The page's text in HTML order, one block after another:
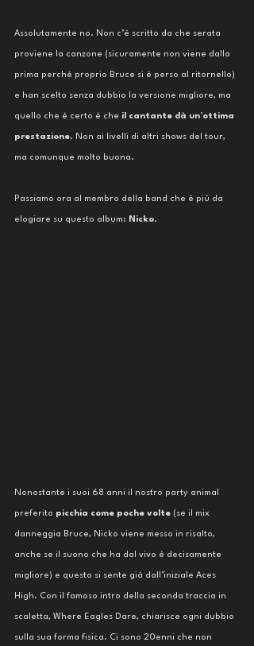
Assolutamente no. Non c’è scritto da che serata
proviene la canzone (sicuramente non viene dalla
prima perché proprio Bruce si è perso al ritornello)
e han scelto senza dubbio la versione migliore, ma
quello che è certo è che il cantante dà un’ottima
prestazione. Non ai livelli di altri shows del tour,
ma comunque molto buona.
Passiamo ora al membro della band che è più da
elogiare su questo album: Nicko.
Nonostante i suoi 68 anni il nostro party animal
preferito picchia come poche volte (se il mix
danneggia Bruce, Nicko viene messo in risalto,
anche se il suono che ha dal vivo è decisamente
migliore) e questo si sente già dall’iniziale Aces
High. Con il famoso intro della seconda traccia in
scaletta, Where Eagles Dare, chiarisce ogni dubbio
sulla sua forma fisica. Ci sono 20enni che non